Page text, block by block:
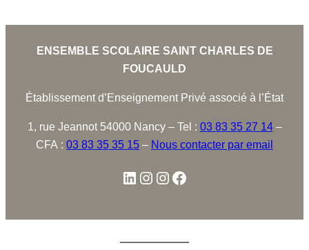
ENSEMBLE SCOLAIRE SAINT CHARLES DE
FOUCAULD
Établissement d’Enseignement Privé associé à l’État
1, rue Jeannot 54000 Nancy – Tel : 03 83 35 27 14–
CFA : 03 83 35 35 15 – Nous contacter par email